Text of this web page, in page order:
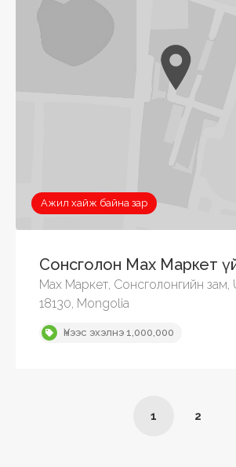
Ажил хайж байна зар
Сонсголон Мах Маркет
Мах Маркет, Сонсголонгийн зам,
18130, Mongolia
Үнээс эхэлнэ 1,000,000
1 2